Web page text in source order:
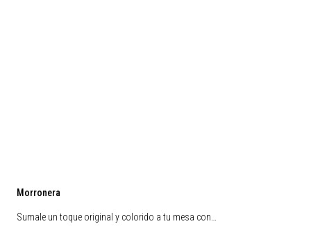
Morronera
Sumale un toque original y colorido a tu mesa con…